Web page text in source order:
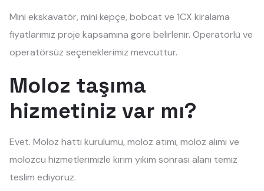
Mini ekskavatör, mini kepçe, bobcat ve 1CX kiralama
fiyatlarımız proje kapsamına göre belirlenir. Operatörlü ve
operatörsüz seçeneklerimiz mevcuttur.
Moloz taşıma
hizmetiniz var mı?
Evet. Moloz hattı kurulumu, moloz atımı, moloz alımı ve
molozcu hizmetlerimizle kırım yıkım sonrası alanı temiz
teslim ediyoruz.